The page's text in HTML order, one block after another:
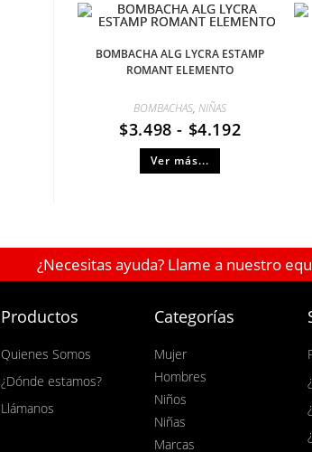
BOMBACHA ALG LYCRA ESTAMP
ROMANT ELEMENTO
BOMBACHAS,NIÑAS
$3.498 - $4.192
Ver más...
¿Necesitas ayuda? Llame a nuestro
Productos
Quienes Somos
¿Dónde estamos?
Llámanos
Categorías
Mujer
Hombres
Niños
Niñas
Marcas